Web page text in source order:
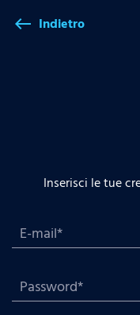
west Indietro
Inserisci le tue